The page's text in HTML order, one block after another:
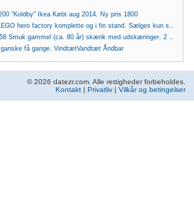
"Koldby" Ikea Købt aug 2014. Ny pris 1800
hero factory komplette og i fin stand. Sælges kun s..
Smuk gammel (ca. 80 år) skænk med udskæringer. 2 ..
få gange. VindtætVandtæt Åndbar
© 2026 datezr.com. Alle rettigheder forbeholdes.
Kontakt | Privatliv | Vilkår og betingelser